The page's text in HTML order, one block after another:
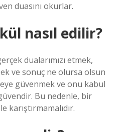
duasını okurlar.
nasıl edilir?
dualarımızı etmek,
ve sonuç ne olursa olsun
güvenmek ve onu kabul
Bu nedenle, bir